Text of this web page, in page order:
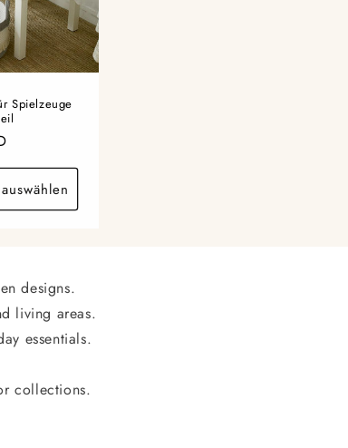
Spielzeuge
designs.
living areas.
essentials.
collections.